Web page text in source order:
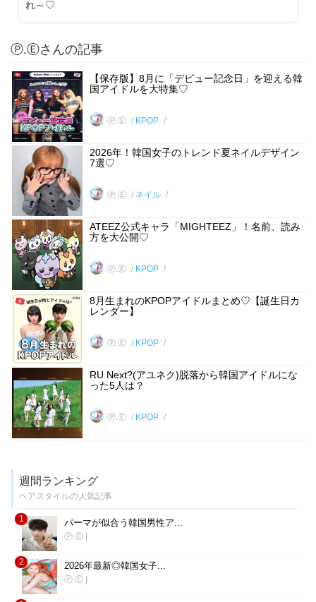
れ～♡
Ⓟ.Ⓔさんの記事
【保存版】8月に「デビュー記念日」を迎える韓
国アイドルを大特集♡
Ⓟ.Ⓔ KPOP
2026年！韓国女子のトレンド夏ネイルデザイン
7選♡
Ⓟ.Ⓔ ネイル
ATEEZ公式キャラ「MIGHTEEZ」！名前、読み
方を大公開♡
Ⓟ.Ⓔ KPOP
8月生まれのKPOPアイドルまとめ♡【誕生日カ
レンダー】
Ⓟ.Ⓔ KPOP
RU Next?(アユネク)脱落から韓国アイドルにな
った5人は？
Ⓟ.Ⓔ KPOP
週間ランキング
ヘアスタイルの人気記事
1 パーマが似合う韓国男性ア...
Ⓟ.Ⓔ |
2 2026年最新◎韓国女子...
Ⓟ.Ⓔ |